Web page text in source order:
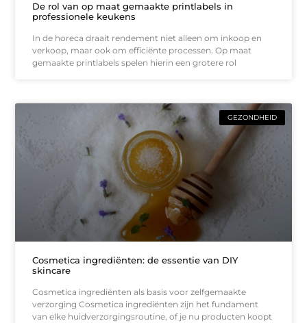
De rol van op maat gemaakte printlabels in
professionele keukens
In de horeca draait rendement niet alleen om inkoop en
verkoop, maar ook om efficiënte processen. Op maat
gemaakte printlabels spelen hierin een grotere rol
GEZONDHEID
Cosmetica ingrediënten: de essentie van DIY
skincare
Cosmetica ingrediënten als basis voor zelfgemaakte
verzorging Cosmetica ingrediënten zijn het fundament
van elke huidverzorgingsroutine, of je nu producten koopt